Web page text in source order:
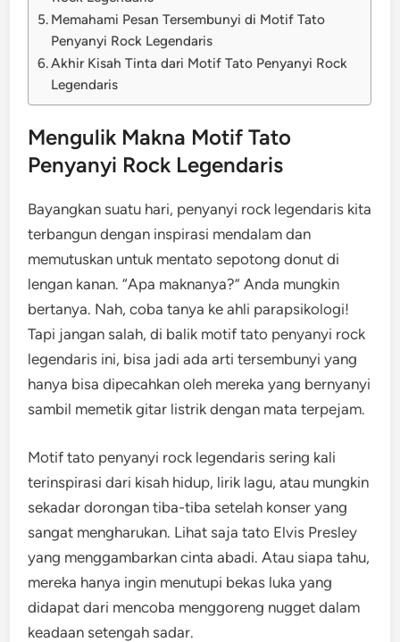
Memahami Pesan Tersembunyi di Motif Tato
Penyanyi Rock Legendaris
Akhir Kisah Tinta dari Motif Tato Penyanyi Rock
Legendaris
Mengulik Makna Motif Tato
Penyanyi Rock Legendaris
Bayangkan suatu hari, penyanyi rock legendaris kita
terbangun dengan inspirasi mendalam dan
memutuskan untuk mentato sepotong donut di
lengan kanan. “Apa maknanya?” Anda mungkin
bertanya. Nah, coba tanya ke ahli parapsikologi!
Tapi jangan salah, di balik motif tato penyanyi rock
legendaris ini, bisa jadi ada arti tersembunyi yang
hanya bisa dipecahkan oleh mereka yang bernyanyi
sambil memetik gitar listrik dengan mata terpejam.
Motif tato penyanyi rock legendaris sering kali
terinspirasi dari kisah hidup, lirik lagu, atau mungkin
sekadar dorongan tiba-tiba setelah konser yang
sangat mengharukan. Lihat saja tato Elvis Presley
yang menggambarkan cinta abadi. Atau siapa tahu,
mereka hanya ingin menutupi bekas luka yang
didapat dari mencoba menggoreng nugget dalam
keadaan setengah sadar.